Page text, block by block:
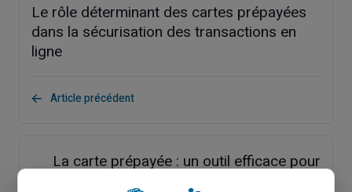
Le rôle déterminant des cartes prépayées
dans la sécurisation des transactions en
ligne
Article précédent
La carte prépayée : un outil efficace pour